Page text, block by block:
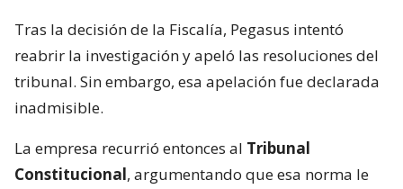
Tras la decisión de la Fiscalía, Pegasus intentó
reabrir la investigación y apeló las resoluciones del
tribunal. Sin embargo, esa apelación fue declarada
inadmisible.
La empresa recurrió entonces al Tribunal
Constitucional, argumentando que esa norma le